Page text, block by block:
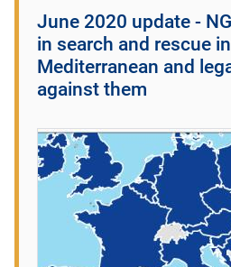
June 2020 update -
in search and rescue
Mediterranean and
against them